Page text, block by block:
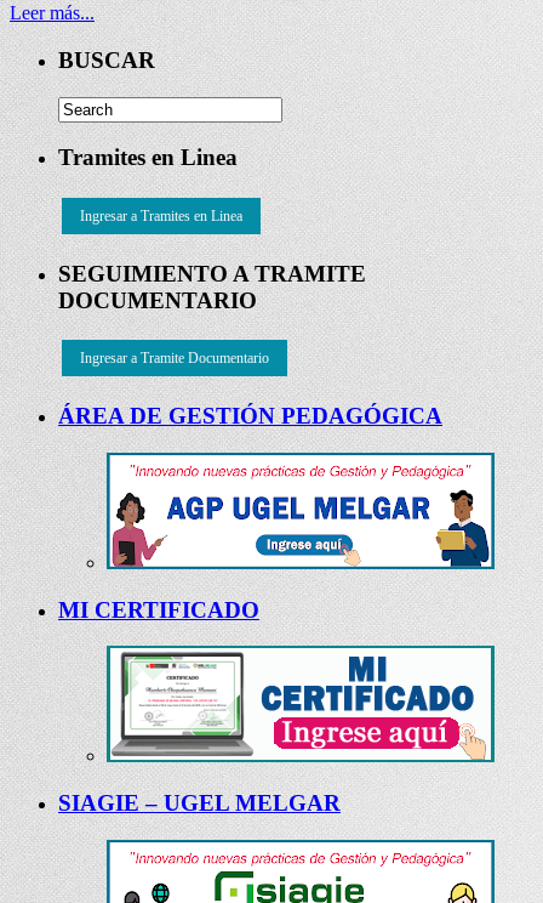
Leer más...
BUSCAR
Tramites en Linea
Ingresar a Tramites en Linea
SEGUIMIENTO A TRAMITE
DOCUMENTARIO
Ingresar a Tramite Documentario
ÁREA DE GESTIÓN PEDAGÓGICA
MI CERTIFICADO
SIAGIE – UGEL MELGAR